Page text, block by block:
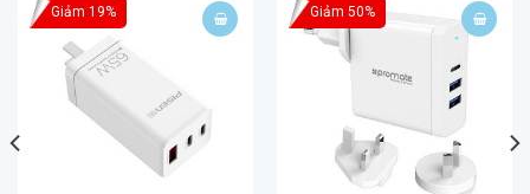
Giảm 19% Giảm 50%